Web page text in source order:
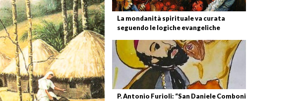
La mondanità spirituale va curata
seguendo le logiche evangeliche
P. Antonio Furioli: “San Daniele Comboni